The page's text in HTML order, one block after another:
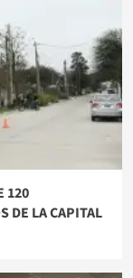
120
DE LA CAPITAL